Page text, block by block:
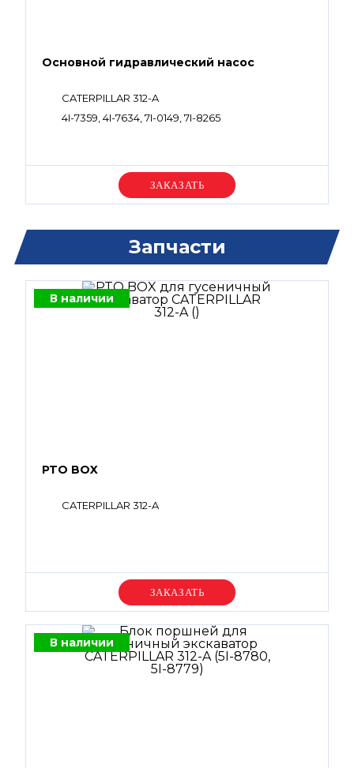
Основной гидравлический насос
CATERPILLAR 312-A
4I-7359, 4I-7634, 7I-0149, 7I-8265
Уточняйте цену
Запчасти
В наличии
PTO BOX
CATERPILLAR 312-A
Уточняйте цену
В наличии